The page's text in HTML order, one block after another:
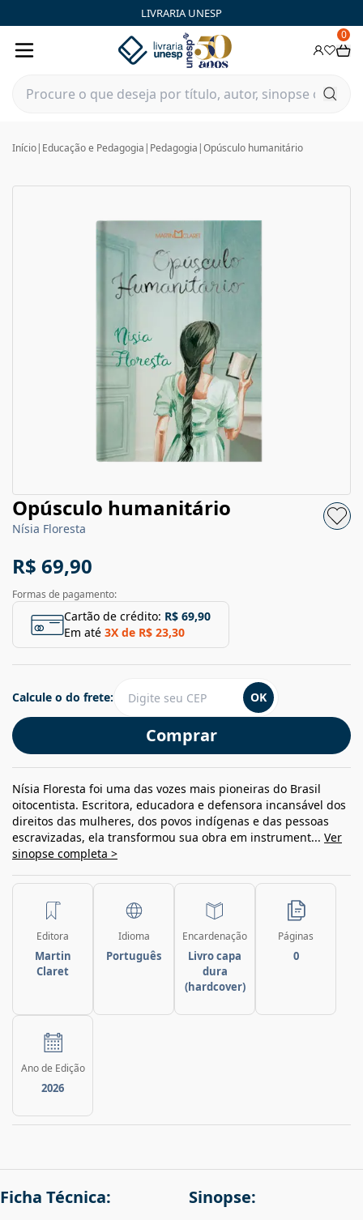
LIVRARIA UNESP
0
Início| Educação e Pedagogia | Pedagogia |Opúsculo humanitário
Opúsculo humanitário
Nísia Floresta
R$ 69,90
Formas de pagamento:
Cartão de crédito: R$ 69,90
Em até 3X de R$ 23,30
Comprar
Calcule o do frete: OK
Nísia Floresta foi uma das vozes mais pioneiras do Brasil
oitocentista. Escritora, educadora e defensora incansável dos
direitos das mulheres, dos povos indígenas e das pessoas
escravizadas, ela transformou sua obra em instrument... Ver
sinopse completa >
Editora
Martin
Claret
Idioma
Português
Encardenação
Livro capa
dura
(hardcover)
Páginas
0
Ano de Edição
2026
Ficha Técnica: Sinopse: